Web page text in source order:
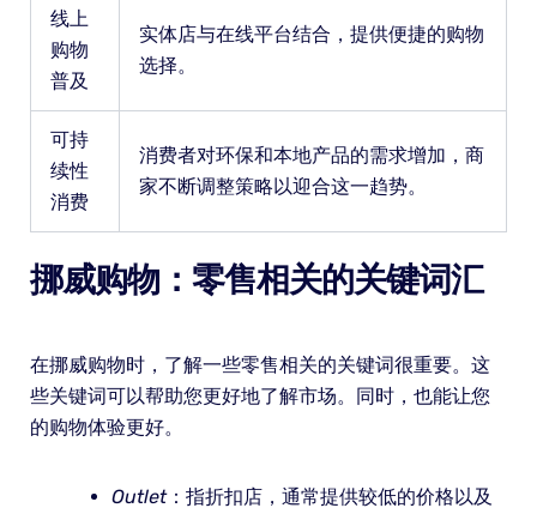
线上
购物
普及
实体店与在线平台结合，提供便捷的购物
选择。
可持
续性
消费
消费者对环保和本地产品的需求增加，商
家不断调整策略以迎合这一趋势。
挪威购物：零售相关的关键词汇
在挪威购物时，了解一些零售相关的关键词很重要。这
些关键词可以帮助您更好地了解市场。同时，也能让您
的购物体验更好。
Outlet：指折扣店，通常提供较低的价格以及